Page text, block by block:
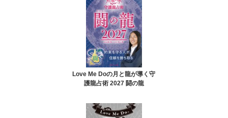
Love Me Doの月と龍が導く守
護龍占術 2027 闘の龍